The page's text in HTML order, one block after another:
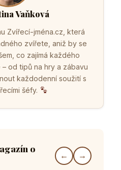
Vaňková
Zvířecí-jména.cz, která
zvířete, aniž by se
co zajímá každého
od tipů na hry a zábavu
každodenní soužití s
šéfy.
o
← →